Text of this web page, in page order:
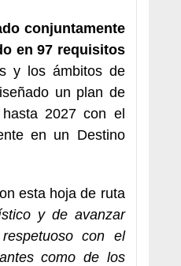
conjuntamente
en 97 requisitos
y los ámbitos de
un plan de
2027 con el
en un Destino
esta hoja de ruta
y de avanzar
con el
como de los